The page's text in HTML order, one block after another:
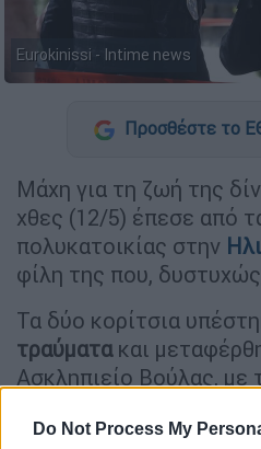
Do Not Process My
Eurokinissi - Intime news
Προσθέστε το
Μάχη για τη ζωή της
χθες (12/5) έπεσε από
πολυκατοικίας στην
φίλη της που,
Τα δύο κορίτσια
τραύματακαι
Ασκληπιείο Βούλας, με
διαρκεί περίπου επτά
νοσοκομείο περίπου